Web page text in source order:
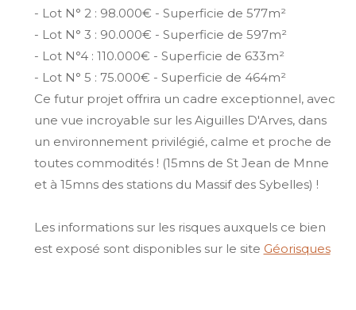
- Lot N° 2 : 98.000€ - Superficie de 577m²
- Lot N° 3 : 90.000€ - Superficie de 597m²
- Lot N°4 : 110.000€ - Superficie de 633m²
- Lot N° 5 : 75.000€ - Superficie de 464m²
Ce futur projet offrira un cadre exceptionnel, avec
une vue incroyable sur les Aiguilles D'Arves, dans
un environnement privilégié, calme et proche de
toutes commodités ! (15mns de St Jean de Mnne
et à 15mns des stations du Massif des Sybelles) !
Les informations sur les risques auxquels ce bien
est exposé sont disponibles sur le site Géorisques